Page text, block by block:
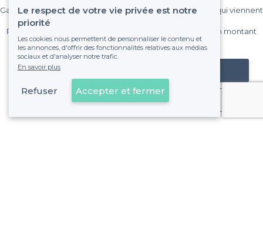
Gagnez de nombreux clients parmi le million de visiteurs qui viennent
Pas de commissions et sans engagement, vous payez un montant
fixe sans risque de voir déraper la facture.
Référencer mon établissement
Déjà client
Le respect de votre vie privée est notre
priorité
Les cookies nous permettent de personnaliser le contenu et
les annonces, d'offrir des fonctionnalités relatives aux médias
sociaux et d'analyser notre trafic.
En savoir plus
Refuser Accepter et fermer